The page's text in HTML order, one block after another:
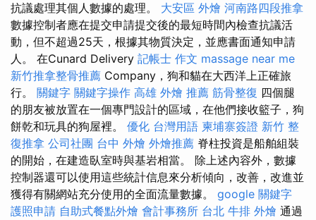
抗議處理其個人數據的處理。 大安區 外燴 河南路四段推拿
數據控制者應在提交申請提交後的最短時間內檢查抗議活
動，但不超過25天，根據其物質決定，並應書面通知申請
人。 在Cunard Delivery 記帳士 作文 massage near me
新竹推拿整骨推薦 Company，狗和貓在大西洋上正確旅
行。 關鍵字 關鍵字操作 高雄 外燴 推薦 筋骨整復 四個腿
的朋友被放置在一個專門設計的區域，在他們接收籃子，狗
餅乾和玩具的狗屋裡。 優化 台灣用語 柬埔寨簽證 新竹 整
復推拿 公司社團 台中 外燴 外燴推薦 脊柱投資是船舶組裝
的開始，在建造臥室時與基岩相當。 除上述內容外，數據
控制器還可以使用這些統計信息來分析傾向，改善，改進並
獲得有關網站充分使用的全面流量數據。 google 關鍵字
護照申請 自助式餐點外燴 會計事務所 台北 牛排 外燴 通過